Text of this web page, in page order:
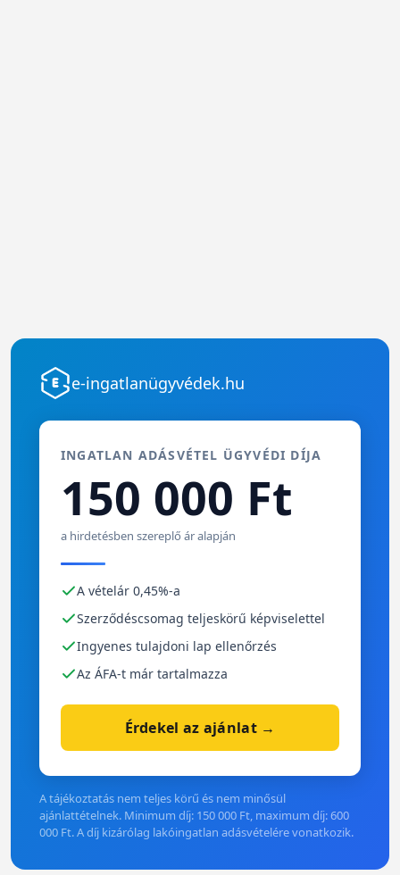
e-ingatlanügyvédek.hu
INGATLAN ADÁSVÉTEL ÜGYVÉDI DÍJA
150 000 Ft
a hirdetésben szereplő ár alapján
A vételár 0,45%-a
Szerződéscsomag teljeskörű képviselettel
Ingyenes tulajdoni lap ellenőrzés
Az ÁFA-t már tartalmazza
Érdekel az ajánlat →
A tájékoztatás nem teljes körű és nem minősül
ajánlattételnek. Minimum díj: 150 000 Ft, maximum díj: 600
000 Ft. A díj kizárólag lakóingatlan adásvételére vonatkozik.